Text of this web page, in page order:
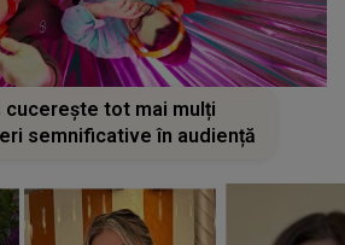
cucerește tot mai mulți
semnificative în audiență